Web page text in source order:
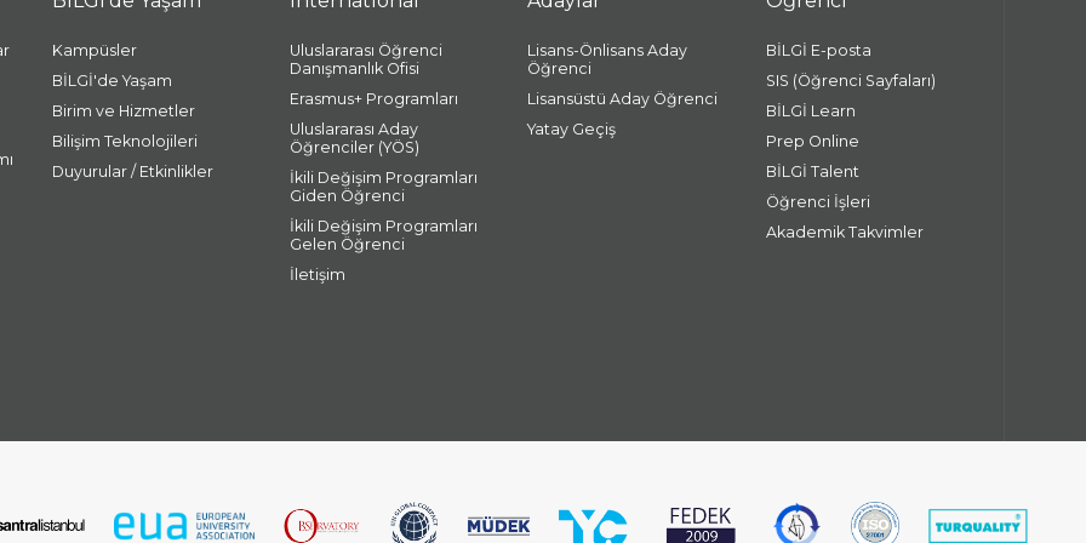
Kampüsler
BİLGİ'de Yaşam
Birim ve Hizmetler
Bilişim Teknolojileri
Duyurular / Etkinlikler
Uluslararası Öğrenci
Danışmanlık Ofisi
Erasmus+ Programları
Uluslararası Aday
Öğrenciler (YÖS)
İkili Değişim Programları
Giden Öğrenci
İkili Değişim Programları
Gelen Öğrenci
İletişim
Lisans-Önlisans Aday
Öğrenci
Lisansüstü Aday Öğrenci
Yatay Geçiş
BİLGİ E-posta
SIS (Öğrenci Sayfaları)
BİLGİ Learn
Prep Online
BİLGİ Talent
Öğrenci İşleri
Akademik Takvimler